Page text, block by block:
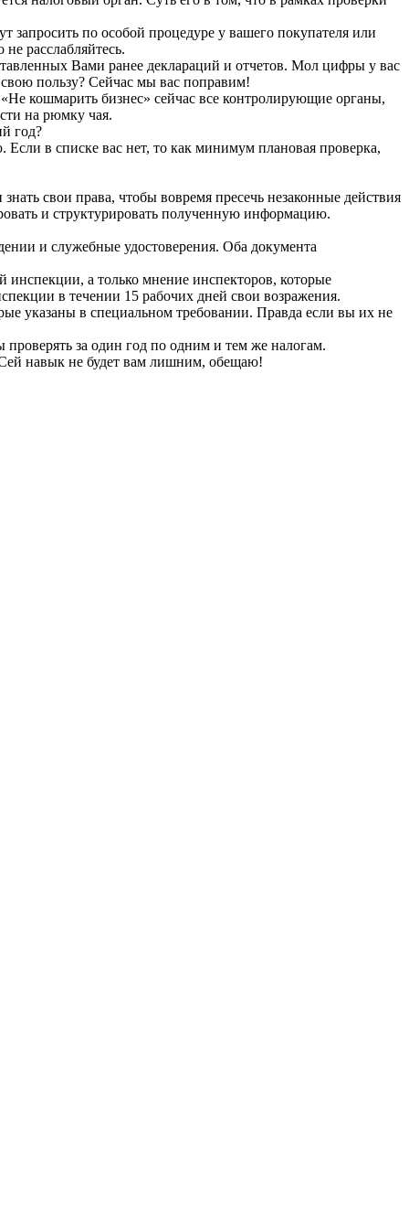
запросить по особой процедуре у вашего покупателя или
расслабляйтесь.
Вами ранее деклараций и отчетов. Мол цифры у вас
пользу? Сейчас мы вас поправим!
кошмарить бизнес» сейчас все контролирующие органы,
на рюмку чая.
год?
в списке вас нет, то как минимум плановая проверка,
свои права, чтобы вовремя пресечь незаконные действия
и структурировать полученную информацию.
и служебные удостоверения. Оба документа
инспекции, а только мнение инспекторов, которые
в течении 15 рабочих дней свои возражения.
указаны в специальном требовании. Правда если вы их не
за один год по одним и тем же налогам.
Сей навык не будет вам лишним, обещаю!